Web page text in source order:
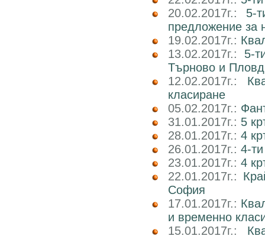
20.02.2017г.: 5-
предложение за
19.02.2017г.:
13.02.2017г.: 5-
Търново и
12.02.2017г.:
класиране
05.02.2017г.:
31.01.2017г.: 5
28.01.2017г.: 4
26.01.2017г.: 4-
23.01.2017г.: 4
22.01.2017г.:
София
17.01.2017г.:
и временно
15.01.2017г.: